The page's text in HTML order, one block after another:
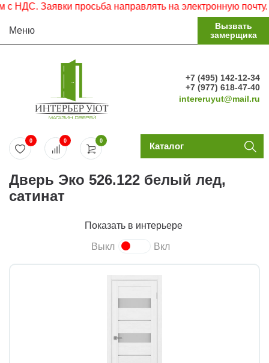
Заявки просьба направлять на электронную почту.
Меню
Вызвать
замерщика
+7 (495) 142-12-34
+7 (977) 618-47-40
intereruyut@mail.ru
0
0 0 Каталог
Дверь Эко 526.122 белый лед,
сатинат
Показать в интерьере
Выкл Вкл